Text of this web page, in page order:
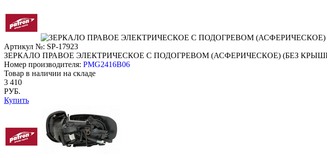
Артикул №: SP-17923
ЗЕРКАЛО ПРАВОЕ ЭЛЕКТРИЧЕСКОЕ С ПОДОГРЕВОМ (АСФЕРИЧЕСКОЕ) (БЕЗ
Номер производителя: PMG2416B06
Товар в наличии на складе
3 410
РУБ.
Купить